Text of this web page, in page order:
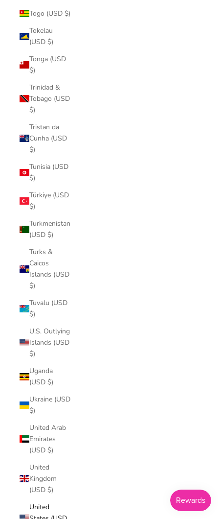
Togo (USD $)
Tokelau
(USD $)
Tonga (USD
$)
Trinidad &
Tobago (USD
$)
Tristan da
Cunha (USD
$)
Tunisia (USD
$)
Türkiye (USD
$)
Turkmenistan
(USD $)
Turks &
Caicos
Islands (USD
$)
Tuvalu (USD
$)
U.S. Outlying
Islands (USD
$)
Uganda
(USD $)
Ukraine (USD
$)
United Arab
Emirates
(USD $)
United
Kingdom
(USD $)
United